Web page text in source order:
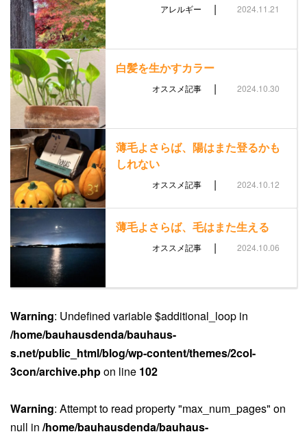
アレルギー | 2024.11.21
白髪を生かすカラー
オススメ記事 | 2024.10.30
薄毛よさらば、陽はまた登るかも
しれない
オススメ記事 | 2024.10.12
薄毛よさらば、毛はまた生える
オススメ記事 | 2024.10.06
Warning: Undefined variable $additional_loop in
/home/bauhausdenda/bauhaus-
s.net/public_html/blog/wp-content/themes/2col-
3con/archive.phpon line 102
Warning: Attempt to read property "max_num_pages" on
null in /home/bauhausdenda/bauhaus-